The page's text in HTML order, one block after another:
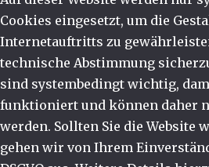
Cookies eingesetzt, um die
Internetauftritts zu
technische Abstimmung
sind systembedingt wichtig,
funktioniert und können daher
werden. Sollten Sie die Website
gehen wir von Ihrem